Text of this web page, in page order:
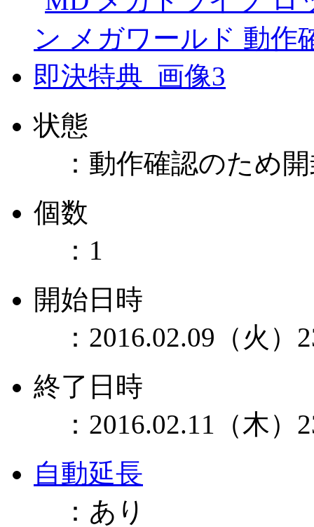
状態
： 動作確認のため
個数
： 1
開始日時
： 2016.02.09（火）
終了日時
： 2016.02.11（木）
自動延長
： あり